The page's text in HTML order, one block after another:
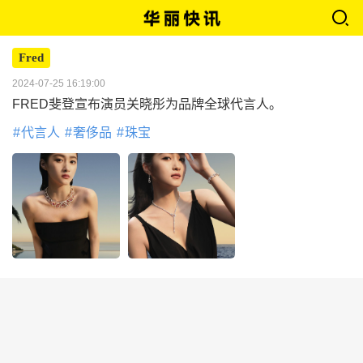
Fred
2024-07-25 16:19:00
FRED斐登宣布演员关晓彤为品牌全球代言人。
代言人 奢侈品 珠宝